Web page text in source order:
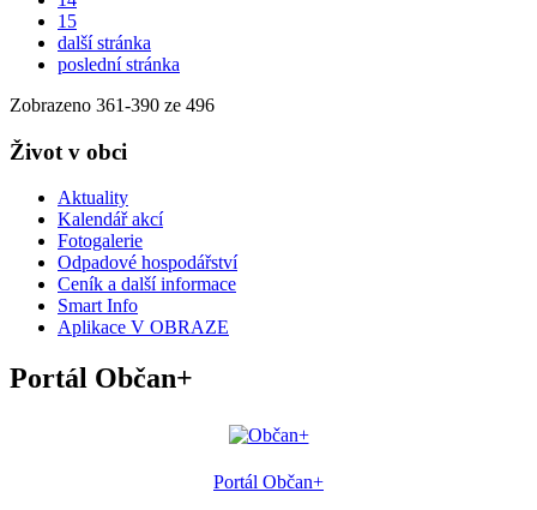
15
další stránka
poslední stránka
Zobrazeno 361-390 ze 496
Život v obci
Aktuality
Kalendář akcí
Fotogalerie
Odpadové hospodářství
Ceník a další informace
Smart Info
Aplikace V OBRAZE
Portál Občan+
Portál Občan+